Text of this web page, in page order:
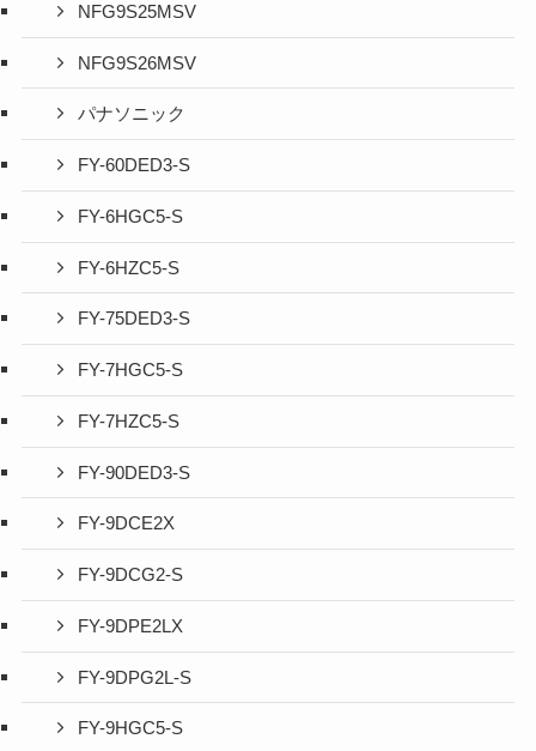
NFG9S25MSV
NFG9S26MSV
パナソニック
FY-60DED3-S
FY-6HGC5-S
FY-6HZC5-S
FY-75DED3-S
FY-7HGC5-S
FY-7HZC5-S
FY-90DED3-S
FY-9DCE2X
FY-9DCG2-S
FY-9DPE2LX
FY-9DPG2L-S
FY-9HGC5-S